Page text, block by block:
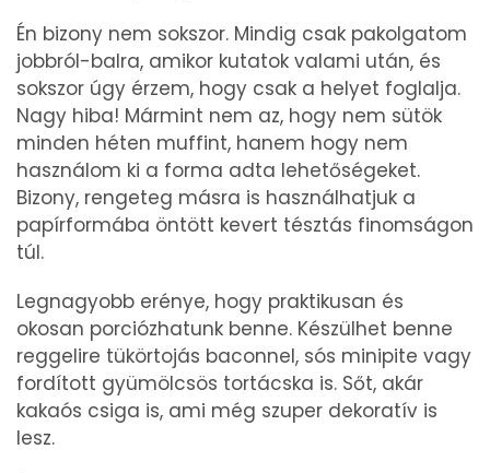
Én bizony nem sokszor. Mindig csak pakolgatom
jobbról-balra, amikor kutatok valami után, és
sokszor úgy érzem, hogy csak a helyet foglalja.
Nagy hiba! Mármint nem az, hogy nem sütök
minden héten muffint, hanem hogy nem
használom ki a forma adta lehetőségeket.
Bizony, rengeteg másra is használhatjuk a
papírformába öntött kevert tésztás finomságon
túl.
Legnagyobb erénye, hogy praktikusan és
okosan porciózhatunk benne. Készülhet benne
reggelire tükörtojás baconnel, sós minipite vagy
fordított gyümölcsös tortácska is. Sőt, akár
kakaós csiga is, ami még szuper dekoratív is
lesz.